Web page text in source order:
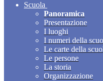
Scuola
Panoramica
Presentazione
I luoghi
I numeri della
Le carte della
Le persone
La storia
Organizzazione